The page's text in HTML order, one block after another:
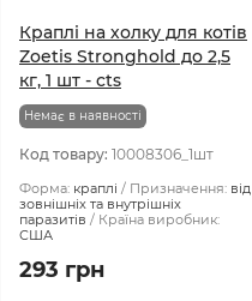
Краплі на холку для котів
Zoetis Stronghold до 2,5
кг, 1 шт - cts
Немає в наявності
Код товару: 10008306_1шт
Форма: краплі Призначення: від
зовнішніх та внутрішніх
паразитів
Країна виробник:
США
293 грн